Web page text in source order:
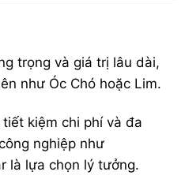
trọng và giá trị lâu dài,
như Óc Chó hoặc Lim.
kiệm chi phí và đa
nghiệp như
là lựa chọn lý tưởng.